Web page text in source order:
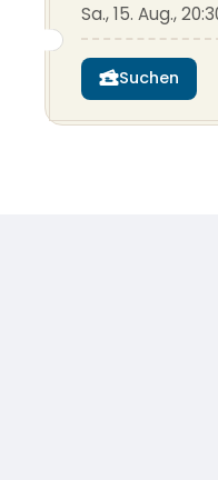
Sa., 15. Aug.,
Suchen